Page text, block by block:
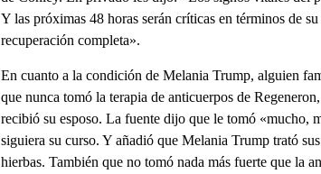
Y las próximas 48 horas serán críticas en términos de
recuperación completa».
En cuanto a la condición de Melania Trump, alguien
que nunca tomó la terapia de anticuerpos de
recibió su esposo. La fuente dijo que le tomó «mucho,
siguiera su curso. Y añadió que Melania Trump trató
hierbas. También que no tomó nada más fuerte que la